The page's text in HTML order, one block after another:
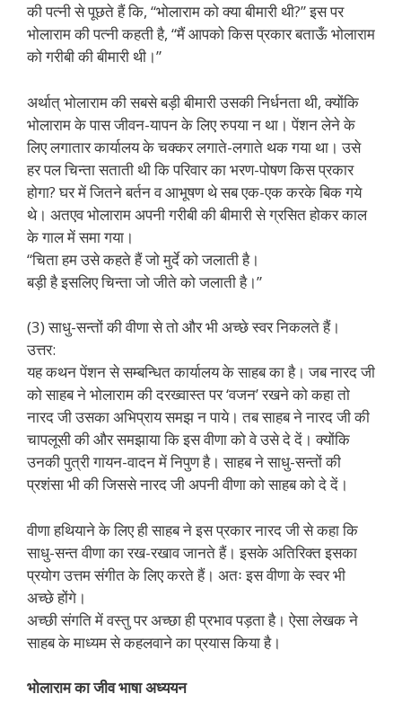
की पत्नी से पूछते हैं कि, “भोलाराम को क्या बीमारी थी?” इस पर
भोलाराम की पत्नी कहती है, “मैं आपको किस प्रकार बताऊँ भोलाराम
को गरीबी की बीमारी थी।”
अर्थात् भोलाराम की सबसे बड़ी बीमारी उसकी निर्धनता थी, क्योंकि
भोलाराम के पास जीवन-यापन के लिए रुपया न था। पेंशन लेने के
लिए लगातार कार्यालय के चक्कर लगाते-लगाते थक गया था। उसे
हर पल चिन्ता सताती थी कि परिवार का भरण-पोषण किस प्रकार
होगा? घर में जितने बर्तन व आभूषण थे सब एक-एक करके बिक गये
थे। अतएव भोलाराम अपनी गरीबी की बीमारी से ग्रसित होकर काल
के गाल में समा गया।
“चिता हम उसे कहते हैं जो मुर्दे को जलाती है।
बड़ी है इसलिए चिन्ता जो जीते को जलाती है।”
(3) साधु-सन्तों की वीणा से तो और भी अच्छे स्वर निकलते हैं।
उत्तर:
यह कथन पेंशन से सम्बन्धित कार्यालय के साहब का है। जब नारद जी
को साहब ने भोलाराम की दरख्वास्त पर ‘वजन’ रखने को कहा तो
नारद जी उसका अभिप्राय समझ न पाये। तब साहब ने नारद जी की
चापलूसी की और समझाया कि इस वीणा को वे उसे दे दें। क्योंकि
उनकी पुत्री गायन-वादन में निपुण है। साहब ने साधु-सन्तों की
प्रशंसा भी की जिससे नारद जी अपनी वीणा को साहब को दे दें।
वीणा हथियाने के लिए ही साहब ने इस प्रकार नारद जी से कहा कि
साधु-सन्त वीणा का रख-रखाव जानते हैं। इसके अतिरिक्त इसका
प्रयोग उत्तम संगीत के लिए करते हैं। अतः इस वीणा के स्वर भी
अच्छे होंगे।
अच्छी संगति में वस्तु पर अच्छा ही प्रभाव पड़ता है। ऐसा लेखक ने
साहब के माध्यम से कहलवाने का प्रयास किया है।
भोलाराम का जीवभाषा अध्ययन